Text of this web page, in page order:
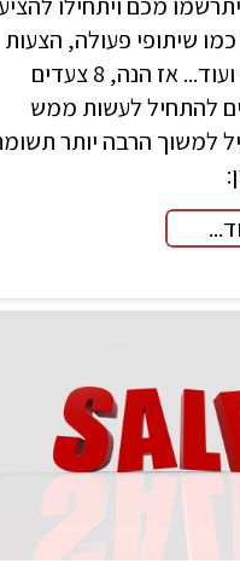
שיתופי פעולה, הצעות
עבודה ועוד ועוד... אז הנה, 8 צעדים
להתחיל לעשות ממש
למשוך הרבה יותר